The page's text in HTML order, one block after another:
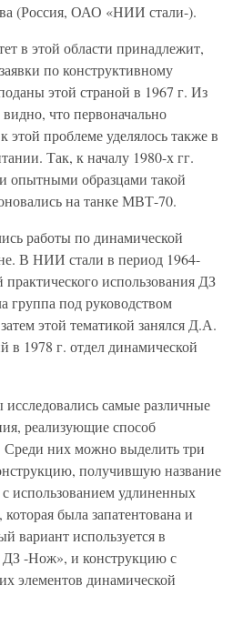
(Россия, ОАО «НИИ стали-).
в этой области принадлежит,
по конструктивному
этой страной в 1967 г. Из
что первоначально
проблеме уделялось также в
Так, к началу 1980-х гг.
опытными образцами такой
на танке МВТ-70.
работы по динамической
В НИИ стали в период 1964-
практического использования ДЗ
группа под руководством
этой тематикой занялся Д.А.
в 1978 г. отдел динамической
самые различные
реализующие способ
них можно выделить три
получившую название
использованием удлиненных
была запатентована и
вариант используется в
ДЗ -Нож», и конструкцию с
элементов динамической